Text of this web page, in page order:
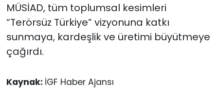
MÜSİAD, tüm toplumsal kesimleri
“Terörsüz Türkiye” vizyonuna katkı
sunmaya, kardeşlik ve üretimi büyütmeye
çağırdı.
Kaynak: İGF Haber Ajansı